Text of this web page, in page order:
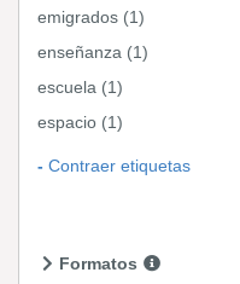
emigrados (1)
enseñanza (1)
escuela (1)
espacio (1)
Contraer etiquetas
Formatos